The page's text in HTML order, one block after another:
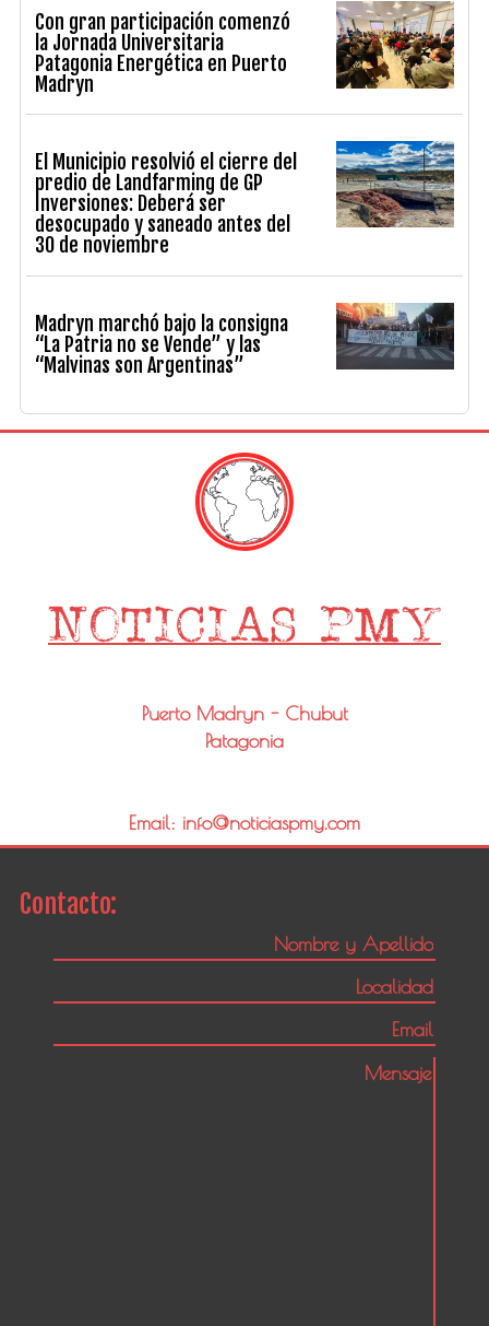
Con gran participación comenzó
la Jornada Universitaria
Patagonia Energética en Puerto
Madryn
El Municipio resolvió el cierre del
predio de Landfarming de GP
Inversiones: Deberá ser
desocupado y saneado antes del
30 de noviembre
Madryn marchó bajo la consigna
“La Patria no se Vende” y las
“Malvinas son Argentinas”
Puerto Madryn - Chubut
Patagonia
Email: info@noticiaspmy.com
Contacto: